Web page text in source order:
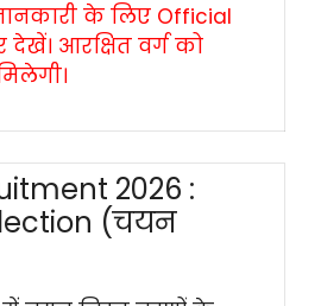
के लिए Official
आरक्षित वर्ग को
2026 :
(चयन